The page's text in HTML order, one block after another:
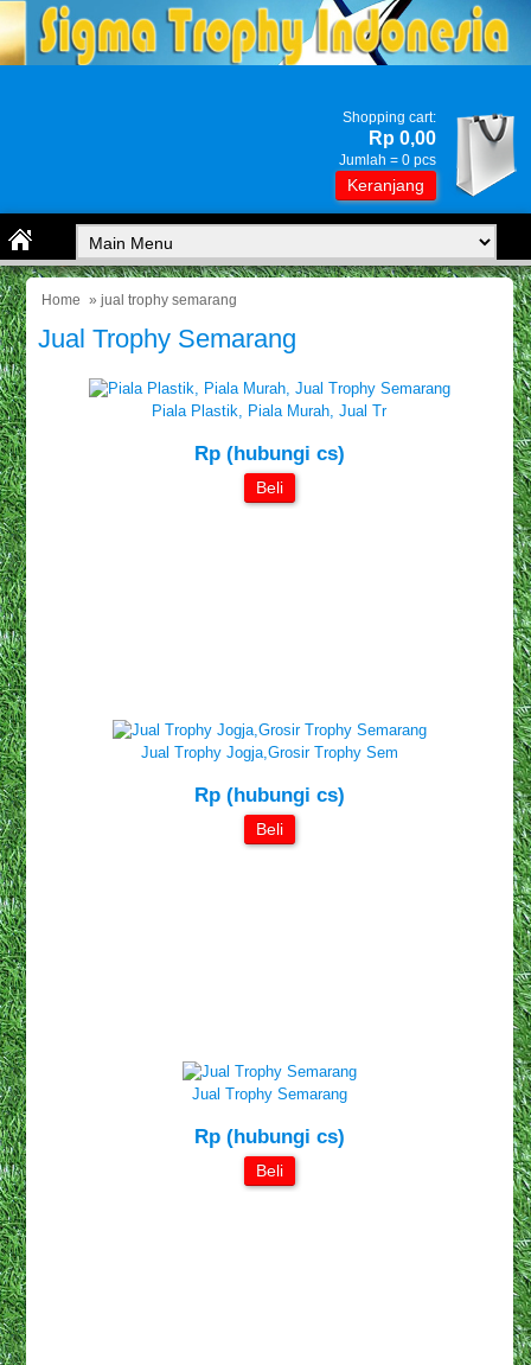
Shopping cart:
Rp 0,00
Jumlah = 0 pcs
Keranjang
Home » jual trophy semarang
Jual Trophy Semarang
Piala Plastik, Piala Murah, Jual Tr
Rp (hubungi cs)
Beli
Jual Trophy Jogja,Grosir Trophy Sem
Rp (hubungi cs)
Beli
Jual Trophy Semarang
Rp (hubungi cs)
Beli